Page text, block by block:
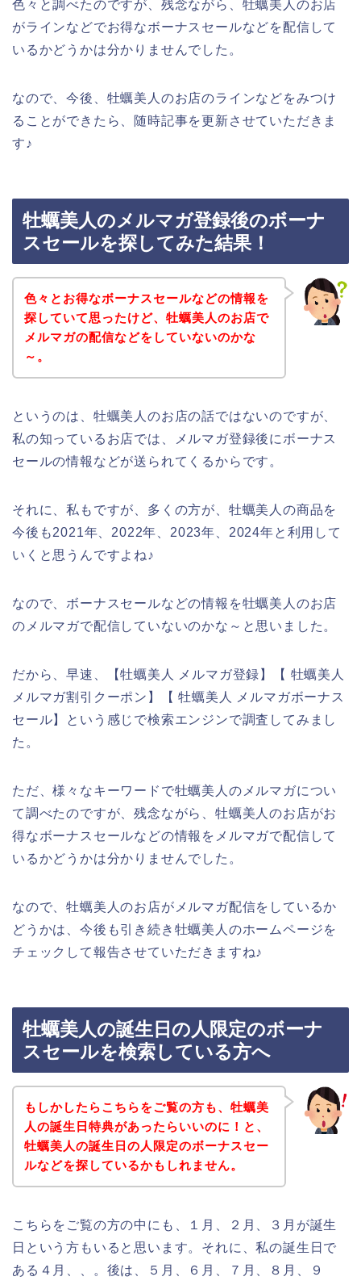
色々と調べたのですが、残念ながら、牡蠣美人のお店
がラインなどでお得なボーナスセールなどを配信して
いるかどうかは分かりませんでした。
なので、今後、牡蠣美人のお店のラインなどをみつけ
ることができたら、随時記事を更新させていただきま
す♪
牡蠣美人のメルマガ登録後のボーナ
スセールを探してみた結果！
色々とお得なボーナスセールなどの情報を
探していて思ったけど、牡蠣美人のお店で
メルマガの配信などをしていないのかな
～。
というのは、牡蠣美人のお店の話ではないのですが、
私の知っているお店では、メルマガ登録後にボーナス
セールの情報などが送られてくるからです。
それに、私もですが、多くの方が、牡蠣美人の商品を
今後も2021年、2022年、2023年、2024年と利用して
いくと思うんですよね♪
なので、ボーナスセールなどの情報を牡蠣美人のお店
のメルマガで配信していないのかな～と思いました。
だから、早速、【牡蠣美人 メルマガ登録】【 牡蠣美人
メルマガ割引クーポン】【 牡蠣美人 メルマガボーナス
セール】という感じで検索エンジンで調査してみまし
た。
ただ、様々なキーワードで牡蠣美人のメルマガについ
て調べたのですが、残念ながら、牡蠣美人のお店がお
得なボーナスセールなどの情報をメルマガで配信して
いるかどうかは分かりませんでした。
なので、牡蠣美人のお店がメルマガ配信をしているか
どうかは、今後も引き続き牡蠣美人のホームページを
チェックして報告させていただきますね♪
牡蠣美人の誕生日の人限定のボーナ
スセールを検索している方へ
もしかしたらこちらをご覧の方も、牡蠣美
人の誕生日特典があったらいいのに！と、
牡蠣美人の誕生日の人限定のボーナスセー
ルなどを探しているかもしれません。
こちらをご覧の方の中にも、１月、２月、３月が誕生
日という方もいると思います。それに、私の誕生日で
ある４月、、。後は、５月、６月、７月、８月、９